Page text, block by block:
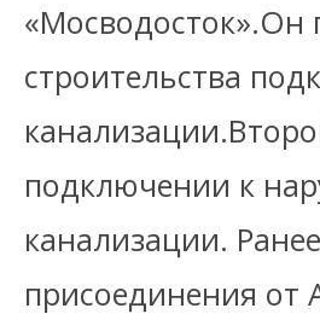
«Мосводосток».Он
строительства
подключении к
канализации.
присоединения от